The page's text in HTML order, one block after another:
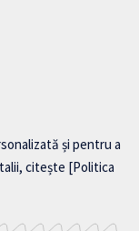
și pentru a
citește [Politica